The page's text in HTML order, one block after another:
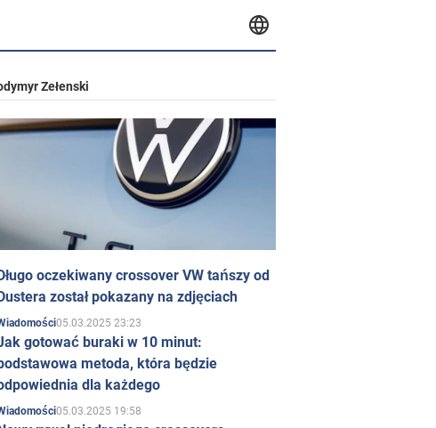
Zełenski
Długo oczekiwany crossover VW tańszy od
Dustera został pokazany na zdjęciach
05.03.2025 23:23
gotować buraki w 10 minut:
metoda, która będzie
dla każdego
05.03.2025 19:58